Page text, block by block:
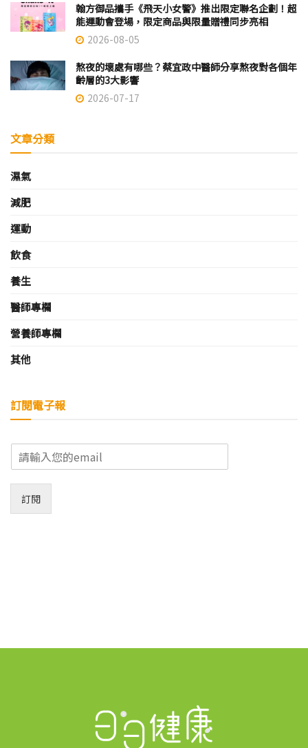
翰方御品攜手《飛天小女警》推出限定聯名企劃！超
能運動會登場，限定商品與限量贈禮同步亮相
2026-08-05
熬夜的壞處有哪些？蔡宜政中醫師分享熬夜對各個年
齡層的3大影響
2026-07-17
文章分類
濕氣
減肥
運動
飲食
養生
醫師專欄
營養師專欄
其他
訂閱電子報
E
m
*
訂閱